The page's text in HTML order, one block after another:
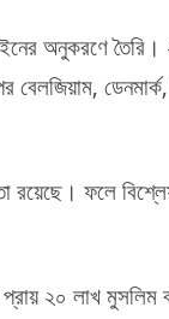
অনুকরণে তৈরি।
রয়েছে। ফলে
২০ লাখ মুসলিম